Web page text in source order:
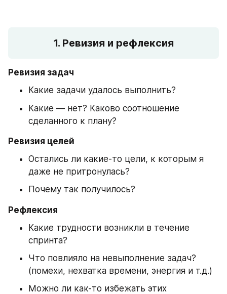
1. Ревизия и рефлексия
Ревизия задач
Какие задачи удалось выполнить?
Какие — нет? Каково соотношение
сделанного к плану?
Ревизия целей
Остались ли какие-то цели, к которым я
даже не притронулась?
Почему так получилось?
Рефлексия
Какие трудности возникли в течение
спринта?
Что повлияло на невыполнение задач?
(помехи, нехватка времени, энергия и т.д.)
Можно ли как-то избежать этих